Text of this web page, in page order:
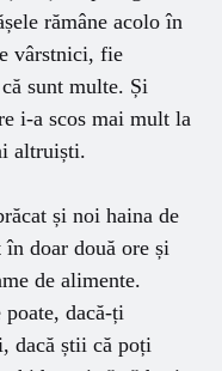
rămâne acolo în
vârstnici, fie
sunt multe. Și
i-a scos mai mult la
altruiști.
și noi haina de
doar două ore și
de alimente.
poate, dacă-ți
dacă știi că poți